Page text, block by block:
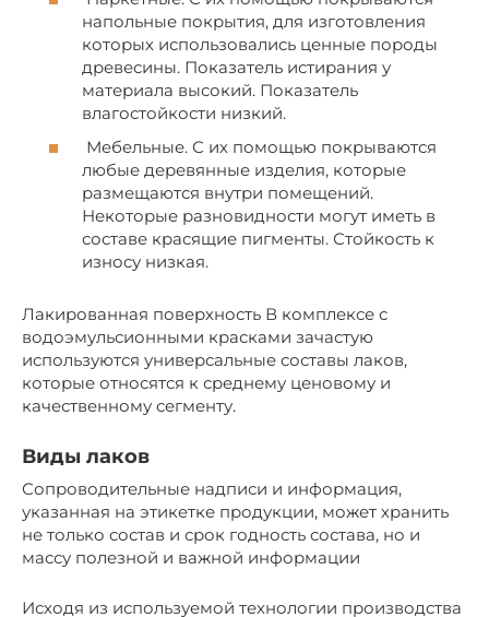
напольные покрытия, для изготовления
которых использовались ценные породы
древесины. Показатель истирания у
материала высокий. Показатель
влагостойкости низкий.
Мебельные. С их помощью покрываются
любые деревянные изделия, которые
размещаются внутри помещений.
Некоторые разновидности могут иметь в
составе красящие пигменты. Стойкость к
износу низкая.
Лакированная поверхность В комплексе с
водоэмульсионными красками зачастую
используются универсальные составы лаков,
которые относятся к среднему ценовому и
качественному сегменту.
Виды лаков
Сопроводительные надписи и информация,
указанная на этикетке продукции, может хранить
не только состав и срок годность состава, но и
массу полезной и важной информации
Исходя из используемой технологии производства